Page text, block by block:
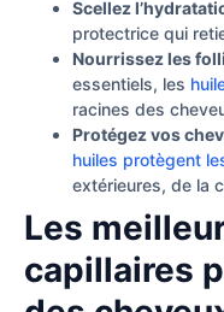
Scellez
protectrice qui
Nourrissez les
essentiels, les
racines des
Protégez vos
huiles protègent
extérieures, de la
Les
capillaires